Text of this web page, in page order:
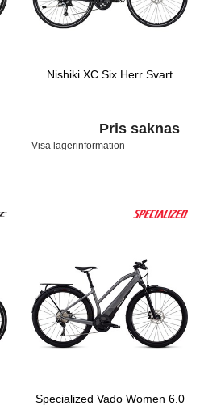
Nishiki XC Six Herr Svart
Pris saknas
Visa lagerinformation
Specialized Vado Women 6.0